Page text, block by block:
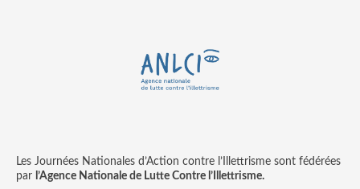
Les Journées Nationales d’Action contre l’Illettrisme sont fédérées
par l’Agence Nationale de Lutte Contre l’Illettrisme.